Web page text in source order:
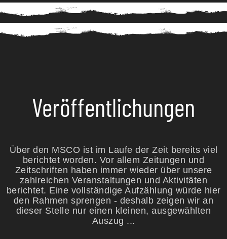
Veröffentlichungen
Über den MSCO ist im Laufe der Zeit bereits viel
berichtet worden. Vor allem Zeitungen und
Zeitschriften haben immer wieder über unsere
zahlreichen Veranstaltungen und Aktivitäten
berichtet. Eine vollständige Aufzählung würde hier
den Rahmen sprengen - deshalb zeigen wir an
dieser Stelle nur einen kleinen, ausgewählten
Auszug ...